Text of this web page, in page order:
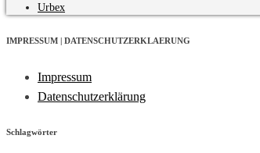
Urbex
IMPRESSUM | DATENSCHUTZERKLAERUNG
Impressum
Datenschutzerklärung
Schlagwörter